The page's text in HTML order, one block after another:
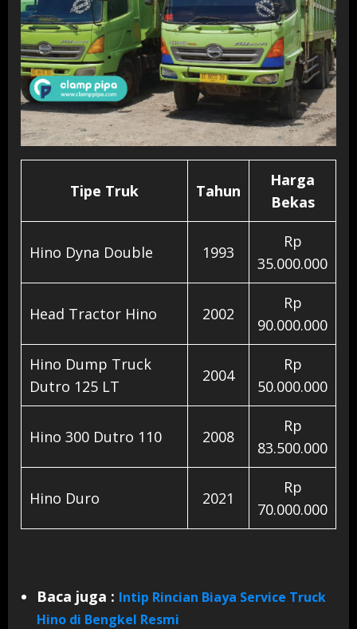
Tipe Truk Tahun
Harga
Bekas
Hino Dyna Double 1993
Rp
35.000.000
Head Tractor Hino 2002
Rp
90.000.000
Hino Dump Truck
Dutro 125 LT
2004
Rp
50.000.000
Hino 300 Dutro 110 2008
Rp
83.500.000
Hino Duro 2021
Rp
70.000.000
Baca juga : Intip Rincian Biaya Service Truck
Hino di Bengkel Resmi